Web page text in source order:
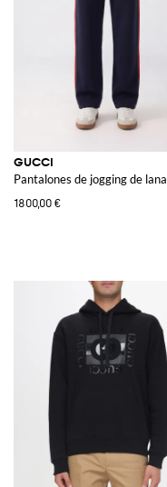
GUCCI
Pantalones de jogging de lana
1800,00 €